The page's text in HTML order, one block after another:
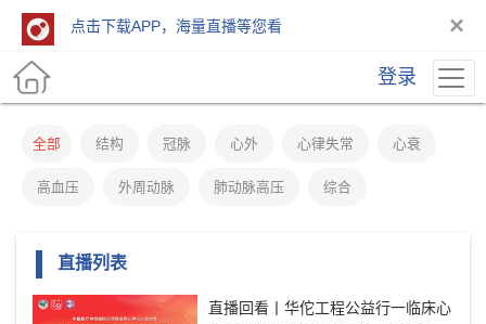
点击下载APP，海量直播等您看 ×
登录
全部 结构 冠脉 心外 心律失常 心衰
高血压 外周动脉 肺动脉高压 综合
直播列表
直播回看丨华佗工程公益行一临床心